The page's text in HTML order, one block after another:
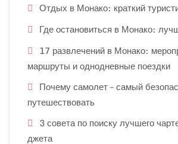
Отдых в Монако: краткий
Где остановиться в Монако:
17 развлечений в Монако:
маршруты и однодневные поездки
Почему самолет – самый
путешествовать
3 совета по поиску лучшего
джета